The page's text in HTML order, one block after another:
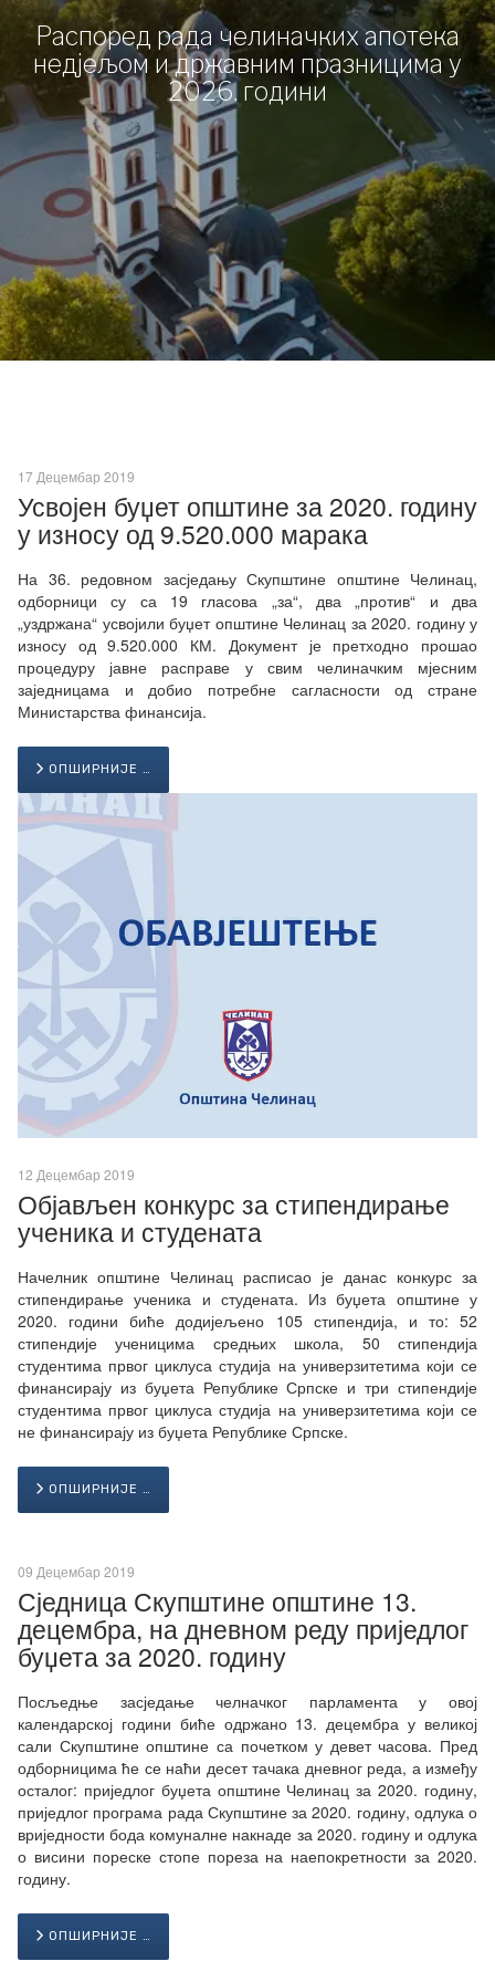
Распоред рада челиначких апотека
недјељом и државним празницима у
2026. години
17 Децембар 2019
Усвојен буџет општине за 2020. годину
у износу од 9.520.000 марака
На 36. редовном засједању Скупштине општине Челинац,
одборници су са 19 гласова „за“, два „против“ и два
„уздржана“ усвојили буџет општине Челинац за 2020. годину у
износу од 9.520.000 КМ. Документ је претходно прошао
процедуру јавне расправе у свим челиначким мјесним
заједницама и добио потребне сагласности од стране
Министарства финансија.
ОПШИРНИЈЕ …
12 Децембар 2019
Објављен конкурс за стипендирање
ученика и студената
Начелник општине Челинац расписао је данас конкурс за
стипендирање ученика и студената. Из буџета општине у
2020. години биће додијељено 105 стипендија, и то: 52
стипендије ученицима средњих школа, 50 стипендија
студентима првог циклуса студија на универзитетима који се
финансирају из буџета Републике Српске и три стипендије
студентима првог циклуса студија на универзитетима који се
не финансирају из буџета Републике Српске.
ОПШИРНИЈЕ …
09 Децембар 2019
Сједница Скупштине општине 13.
децембра, на дневном реду приједлог
буџета за 2020. годину
Посљедње засједање челначког парламента у овој
календарској години биће одржано 13. децембра у великој
сали Скупштине општине са почетком у девет часова. Пред
одборницима ће се наћи десет тачака дневног реда, а између
осталог: приједлог буџета општине Челинац за 2020. годину,
приједлог програма рада Скупштине за 2020. годину, одлука о
вриједности бода комуналне накнаде за 2020. годину и одлука
о висини пореске стопе пореза на наепокретности за 2020.
годину.
ОПШИРНИЈЕ …